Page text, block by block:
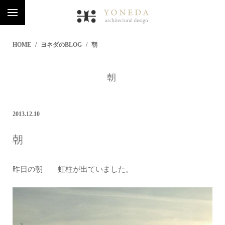
HOME ヨネダのBLOG 朝
朝
2013.12.10
朝
昨日の朝 虹柱が出ていました。